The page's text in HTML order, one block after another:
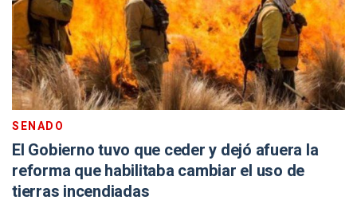
SENADO
El Gobierno tuvo que ceder y dejó afuera la
reforma que habilitaba cambiar el uso de
tierras incendiadas